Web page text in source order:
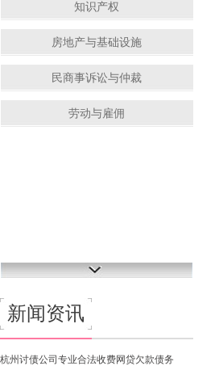
知识产权
房地产与基础设施
民商事诉讼与仲裁
劳动与雇佣
新闻资讯
杭州讨债公司专业合法收费网贷欠款债务